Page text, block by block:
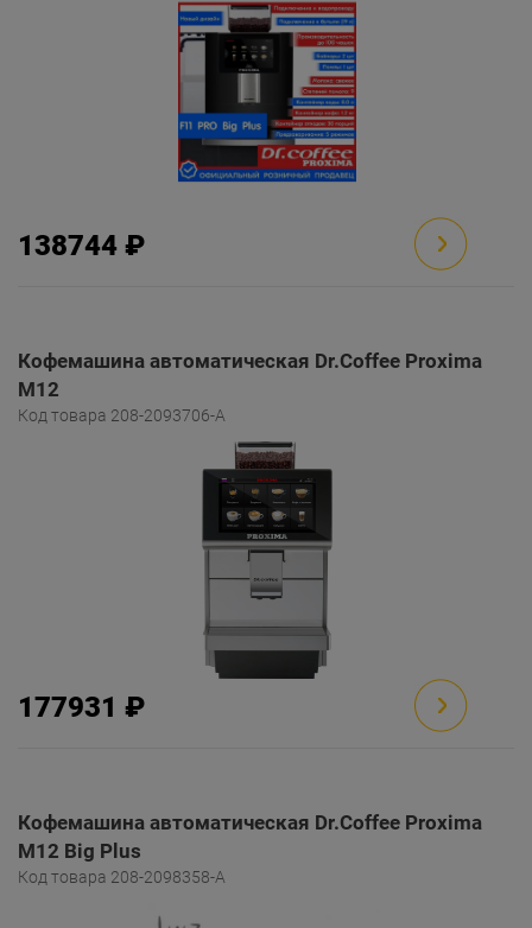
138744 ₽
Кофемашина автоматическая Dr.Coffee Proxima
M12
Код товара 208-2093706-A
177931 ₽
Кофемашина автоматическая Dr.Coffee Proxima
M12 Big Plus
Код товара 208-2098358-A